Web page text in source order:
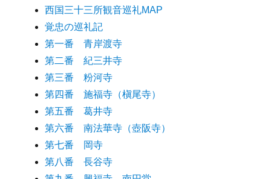
西国三十三所観音巡礼MAP
覚忠の巡礼記
第一番 青岸渡寺
第二番 紀三井寺
第三番 粉河寺
第四番 施福寺（槇尾寺）
第五番 葛井寺
第六番 南法華寺（壺阪寺）
第七番 岡寺
第八番 長谷寺